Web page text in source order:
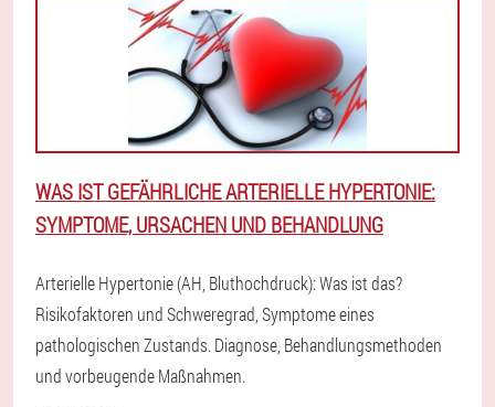
WAS IST GEFÄHRLICHE ARTERIELLE HYPERTONIE:
SYMPTOME, URSACHEN UND BEHANDLUNG
Arterielle Hypertonie (AH, Bluthochdruck): Was ist das?
Risikofaktoren und Schweregrad, Symptome eines
pathologischen Zustands. Diagnose, Behandlungsmethoden
und vorbeugende Maßnahmen.